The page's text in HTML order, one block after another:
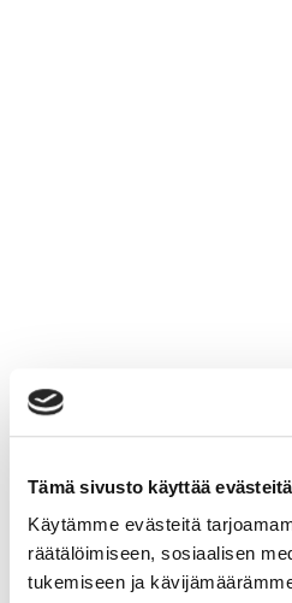
Tämä sivusto käyttää evästeitä
Käytämme evästeitä
räätälöimiseen, sosiaalisen
tukemiseen ja